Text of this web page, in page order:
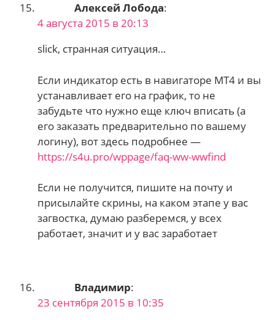
Алексей Лобода:
4 августа 2015 в 20:13
slick, странная ситуация…
Если индикатор есть в навигаторе МТ4 и вы
устанавливает его на график, то не
забудьте что нужно еще ключ вписать (а
его заказать предварительно по вашему
логину), вот здесь подробнее —
https://s4u.pro/wppage/faq-ww-wwfind
Если не получится, пишите на почту и
присылайте скрины, на каком этапе у вас
загвостка, думаю разберемся, у всех
работает, значит и у вас заработает
Владимир:
23 сентября 2015 в 10:35